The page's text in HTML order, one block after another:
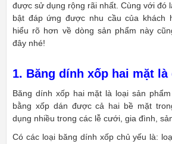
được sử dụng rộng rãi nhất. Cùng với đó
bật đáp ứng được nhu cầu của khách
hiểu rõ hơn về dòng sản phẩm này
đây nhé!
1. Băng dính xốp hai mặt là
Băng dính xốp hai mặt là loại sản
bằng xốp dán được cả hai bề mặt
dụng nhiều trong các lễ cưới, gia đình,
Có các loại băng dính xốp chủ yếu là: